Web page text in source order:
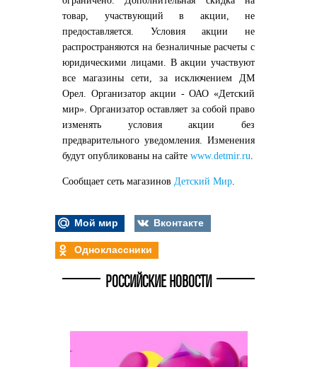
товар, участвующий в акции, не
предоставляется. Условия акции не
распространяются на безналичные расчеты с
юридическими лицами. В акции участвуют
все магазины сети, за исключением ДМ
Орел. Организатор акции - ОАО «Детский
мир». Организатор оставляет за собой право
изменять условия акции без
предварительного уведомления. Изменения
будут опубликованы на сайте www.detmir.ru
Сообщает сеть магазинов Детский Мир
Мой мир
Вконтакте
Одноклассники
РОССИЙСКИЕ НОВОСТИ